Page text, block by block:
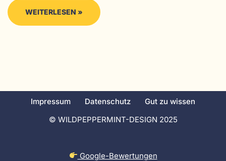
WEITERLESEN »
Impressum Datenschutz
Gut zu wissen
© WILDPEPPERMINT-DESIGN 2025
Google-Bewertungen